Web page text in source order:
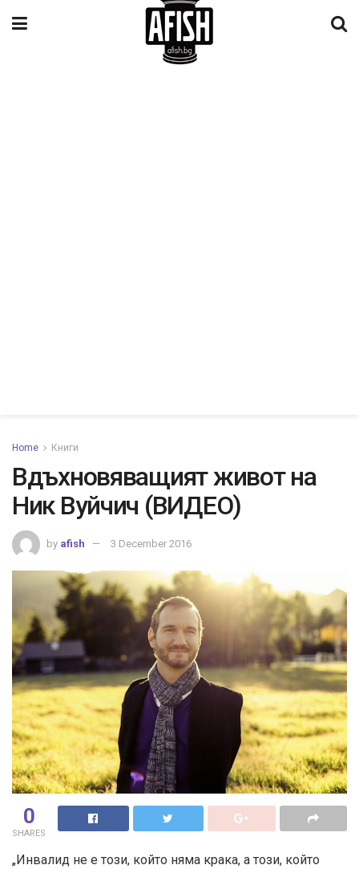
Home Книги
Вдъхновяващият живот на
Ник Вуйчич (ВИДЕО)
by afish 3 December 2016
0
SHARES
„Инвалид не е този, който няма крака, а този, който